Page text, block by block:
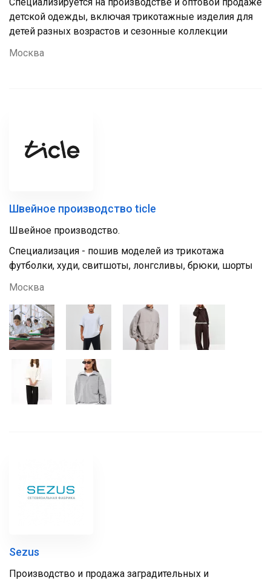
детской одежды, включая трикотажные изделия для
детей разных возрастов и сезонные коллекции
Москва
Швейное производство ticle
Швейное производство.
Специализация - пошив моделей из трикотажа
футболки, худи, свитшоты, лонгсливы, брюки, шорты
Москва
Sezus
Производство и продажа заградительных и